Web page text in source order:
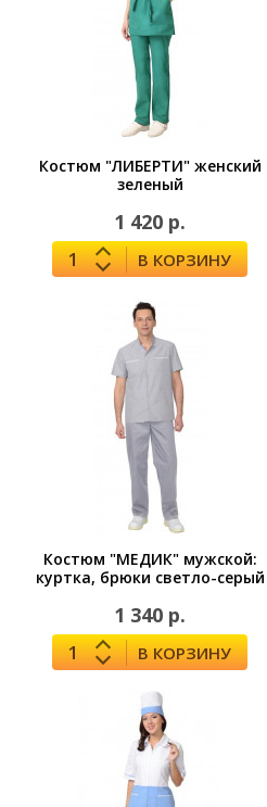
Костюм "ЛИБЕРТИ" женский
зеленый
1 420 р.
В КОРЗИНУ
Костюм "МЕДИК" мужской:
куртка, брюки светло-серый
1 340 р.
В КОРЗИНУ